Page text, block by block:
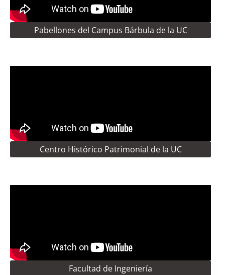
Pabellones del Campus Bárbula de la UC
Centro Histórico Patrimonial de la UC
Facultad de Ingeniería